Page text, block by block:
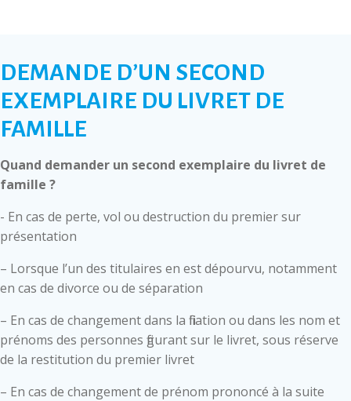
DEMANDE D’UN SECOND
EXEMPLAIRE DU LIVRET DE
FAMILLE
Quand demander un second exemplaire du livret de
famille ?
- En cas de perte, vol ou destruction du premier sur
présentation
– Lorsque l’un des titulaires en est dépourvu, notamment
en cas de divorce ou de séparation
– En cas de changement dans la filiation ou dans les nom et
prénoms des personnes figurant sur le livret, sous réserve
de la restitution du premier livret
– En cas de changement de prénom prononcé à la suite